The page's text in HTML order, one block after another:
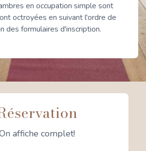
en occupation simple sont
octroyées en suivant l'ordre de
des formulaires d'inscription.
affiche complet!